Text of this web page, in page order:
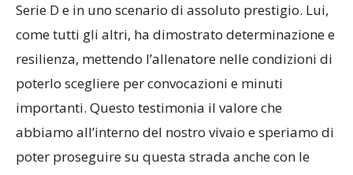
il debutto più bello, arrivato in una finale playoff di
Serie D e in uno scenario di assoluto prestigio. Lui,
come tutti gli altri, ha dimostrato determinazione e
resilienza, mettendo l’allenatore nelle condizioni di
poterlo scegliere per convocazioni e minuti
importanti. Questo testimonia il valore che
abbiamo all’interno del nostro vivaio e speriamo di